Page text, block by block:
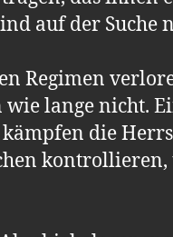
auf der Suche
Regimen
lange nicht.
die
kontrollieren,